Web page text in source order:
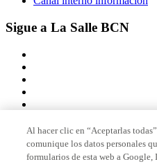
Sigue a La Salle BCN
Miembro de
Al hacer clic en “Aceptarlas
comunique los datos personales
formularios de esta web a Google,